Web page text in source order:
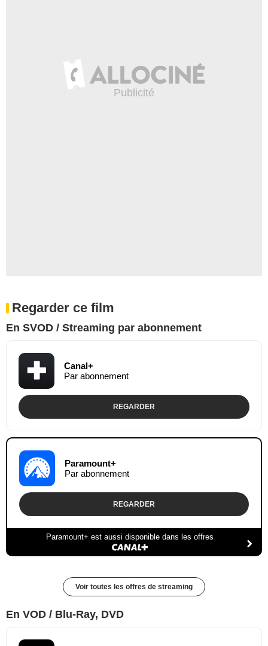
Regarder ce film
En SVOD / Streaming par abonnement
Canal+
Par abonnement
REGARDER
Paramount+
Par abonnement
REGARDER
Paramount+ est aussi disponible dans les offres
Voir toutes les offres de streaming
En VOD / Blu-Ray, DVD